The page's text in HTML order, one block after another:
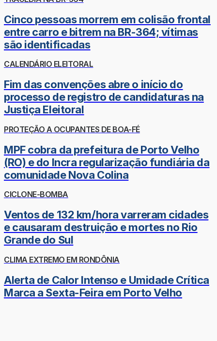
Cinco pessoas morrem em colisão frontal
entre carro e bitrem na BR-364; vítimas
são identificadas
CALENDÁRIO ELEITORAL
Fim das convenções abre o início do
processo de registro de candidaturas na
Justiça Eleitoral
PROTEÇÃO A OCUPANTES DE BOA-FÉ
MPF cobra da prefeitura de Porto Velho
(RO) e do Incra regularização fundiária da
comunidade Nova Colina
CICLONE-BOMBA
Ventos de 132 km/hora varreram cidades
e causaram destruição e mortes no Rio
Grande do Sul
CLIMA EXTREMO EM RONDÔNIA
Alerta de Calor Intenso e Umidade Crítica
Marca a Sexta-Feira em Porto Velho